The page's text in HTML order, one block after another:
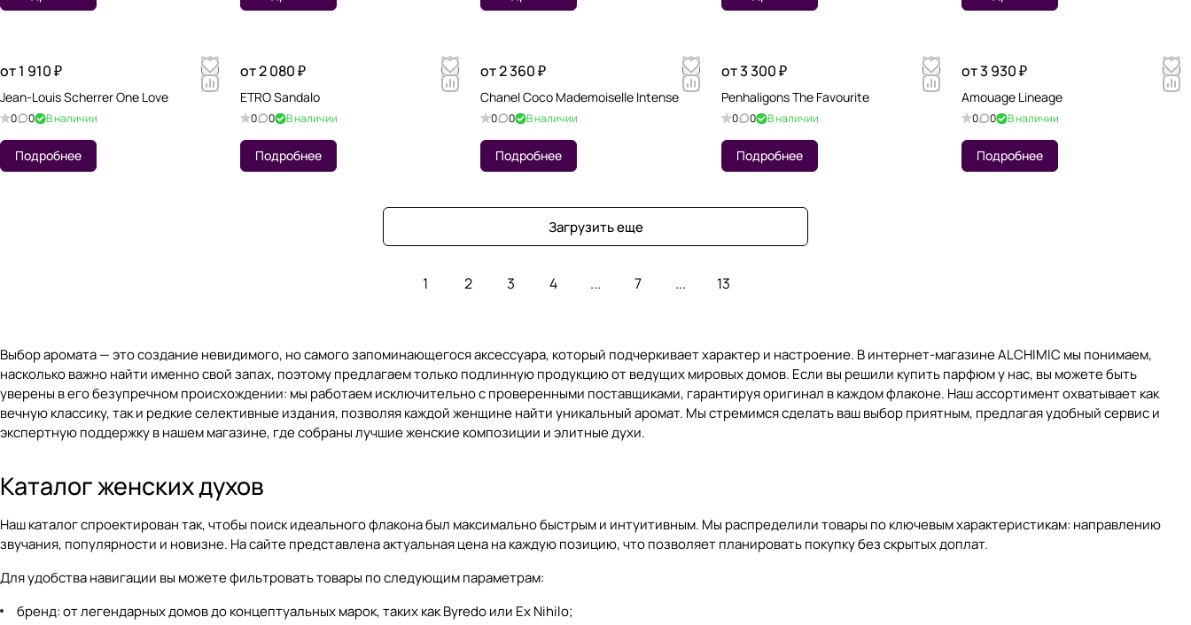
от 1 910 ₽
Jean-Louis Scherrer One Love
0 0 В наличии
Подробнее
от 2 080 ₽
ETRO Sandalo
0 0 В наличии
Подробнее
от 2 360 ₽
Chanel Coco Mademoiselle Intense
0 0 В наличии
Подробнее
от 3 300 ₽
Penhaligons The Favourite
0 0 В наличии
Подробнее
от 3 930 ₽
Amouage Lineage
0 0 В наличии
Подробнее
Загрузить еще
1 2 3 4 ... 7 ... 13
Выбор аромата — это создание невидимого, но самого запоминающегося аксессуара, который подчеркивает характер и настроение. В интернет-магазине ALCHIMIC мы понимаем,
насколько важно найти именно свой запах, поэтому предлагаем только подлинную продукцию от ведущих мировых домов. Если вы решили купить парфюм у нас, вы можете быть
уверены в его безупречном происхождении: мы работаем исключительно с проверенными поставщиками, гарантируя оригинал в каждом флаконе. Наш ассортимент охватывает как
вечную классику, так и редкие селективные издания, позволяя каждой женщине найти уникальный аромат. Мы стремимся сделать ваш выбор приятным, предлагая удобный сервис и
экспертную поддержку в нашем магазине, где собраны лучшие женские композиции и элитные духи.
Каталог женских духов
Нашкаталогспроектирован так, чтобы поиск идеального флакона был максимально быстрым и интуитивным. Мы распределили товары по ключевым характеристикам: направлению
звучания, популярности и новизне. На сайте представлена актуальная цена на каждую позицию, что позволяет планировать покупку без скрытых доплат.
Для удобства навигации вы можете фильтровать товары по следующим параметрам:
бренд: от легендарных домов до концептуальных марок, таких как Byredo или Ex Nihilo;